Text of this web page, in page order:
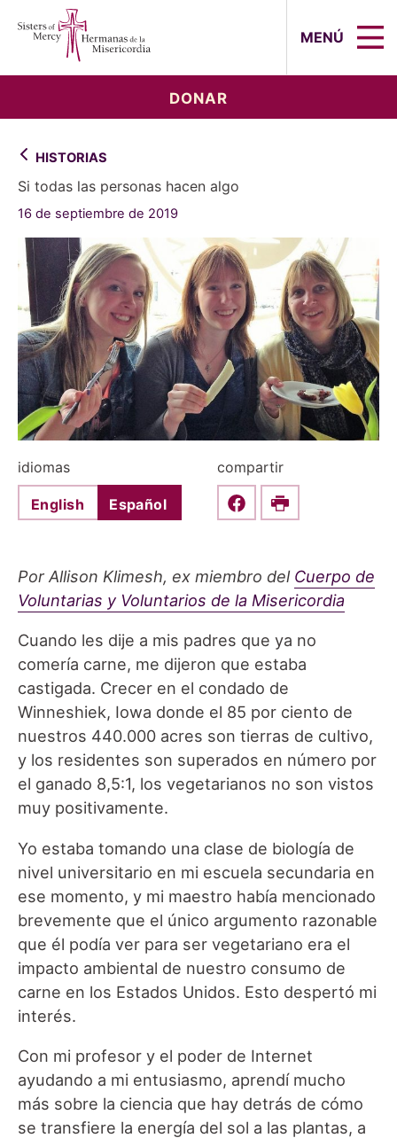
MENÚ
DONAR
HISTORIAS
Si todas las personas hacen algo
16 de septiembre de 2019
idiomas
English Español
compartir
Share this on Facebook
Print
Por Allison Klimesh, ex miembro del Cuerpo de
Voluntarias y Voluntarios de la Misericordia
Cuando les dije a mis padres que ya no
comería carne, me dijeron que estaba
castigada. Crecer en el condado de
Winneshiek, Iowa donde el 85 por ciento de
nuestros 440.000 acres son tierras de cultivo,
y los residentes son superados en número por
el ganado 8,5:1, los vegetarianos no son vistos
muy positivamente.
Yo estaba tomando una clase de biología de
nivel universitario en mi escuela secundaria en
ese momento, y mi maestro había mencionado
brevemente que el único argumento razonable
que él podía ver para ser vegetariano era el
impacto ambiental de nuestro consumo de
carne en los Estados Unidos. Esto despertó mi
interés.
Con mi profesor y el poder de Internet
ayudando a mi entusiasmo, aprendí mucho
más sobre la ciencia que hay detrás de cómo
se transfiere la energía del sol a las plantas, a